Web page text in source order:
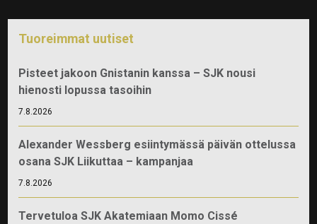
Tuoreimmat uutiset
Pisteet jakoon Gnistanin kanssa – SJK nousi
hienosti lopussa tasoihin
7.8.2026
Alexander Wessberg esiintymässä päivän ottelussa
osana SJK Liikuttaa – kampanjaa
7.8.2026
Tervetuloa SJK Akatemiaan Momo Cissé